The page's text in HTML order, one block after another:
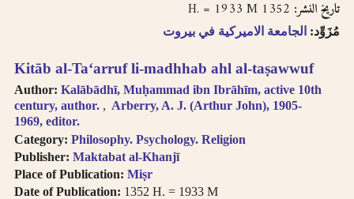
Kitāb al-Taʻarruf li-madhhab ahl al-taṣawwuf
Author: Kalābādhī, Muḥammad ibn Ibrāhīm, active 10th
century, author.
Arberry, A. J. (Arthur John), 1905-
1969, editor.
Category: Philosophy. Psychology. Religion
Publisher: Maktabat al-Khanjī
Place of Publication: Miṣr
Date of Publication: 1352 H. = 1933 M
تاريخ النشر:
مُزَوِّد: الجامعة الاميركية في بيروت